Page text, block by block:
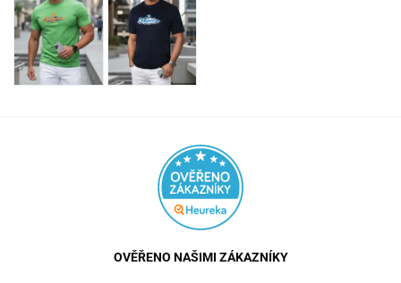
OVĚŘENO NAŠIMI ZÁKAZNÍKY